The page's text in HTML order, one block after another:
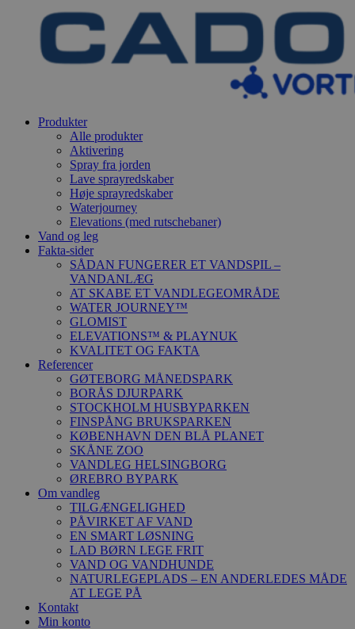
Produkter
Alle produkter
Aktivering
Spray fra jorden
Lave sprayredskaber
Høje sprayredskaber
Waterjourney
Elevations (med rutschebaner)
Vand og leg
Fakta-sider
SÅDAN FUNGERER ET VANDSPIL –
VANDANLÆG
AT SKABE ET VANDLEGEOMRÅDE
WATER JOURNEY™
GLOMIST
ELEVATIONS™ & PLAYNUK
KVALITET OG FAKTA
Referencer
GØTEBORG MÅNEDSPARK
BORÅS DJURPARK
STOCKHOLM HUSBYPARKEN
FINSPÅNG BRUKSPARKEN
KØBENHAVN DEN BLÅ PLANET
SKÅNE ZOO
VANDLEG HELSINGBORG
ØREBRO BYPARK
Om vandleg
TILGÆNGELIGHED
PÅVIRKET AF VAND
EN SMART LØSNING
LAD BØRN LEGE FRIT
VAND OG VANDHUNDE
NATURLEGEPLADS – EN ANDERLEDES MÅDE
AT LEGE PÅ
Kontakt
Min konto